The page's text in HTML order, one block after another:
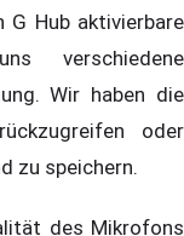
Hub aktivierbare
verschiedene
Wir haben die
oder
zu speichern.
des Mikrofons